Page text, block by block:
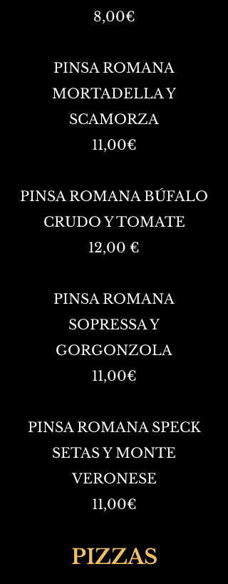
8,00€
PINSA ROMANA
MORTADELLA Y
SCAMORZA
11,00€
PINSA ROMANA BÚFALO
CRUDO Y TOMATE
12,00 €
PINSA ROMANA
SOPRESSA Y
GORGONZOLA
11,00€
PINSA ROMANA SPECK
SETAS Y MONTE
VERONESE
11,00€
PIZZAS